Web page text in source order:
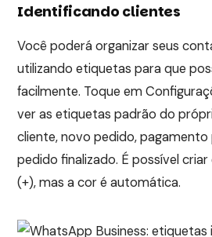
Identificando clientes
Você poderá organizar seus
utilizando etiquetas para que
facilmente. Toque em
ver as etiquetas padrão do
cliente, novo pedido, pagamento
pedido finalizado. É possível
(+), mas a cor é automática.